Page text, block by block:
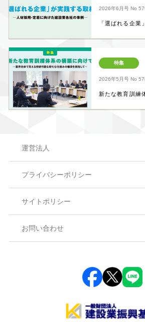
2026年6月号No
「選ばれる企業
特集
2026年5月号No
新たな教育訓練
運営法人
プライバシーポリシー
サイトポリシー
お問い合わせ